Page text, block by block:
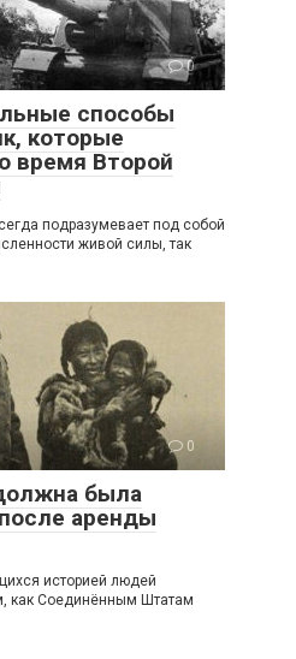
0
способы
которые
время Второй
подразумевает под собой
живой силы, так
0
была
аренды
историей людей
как Соединённым Штатам